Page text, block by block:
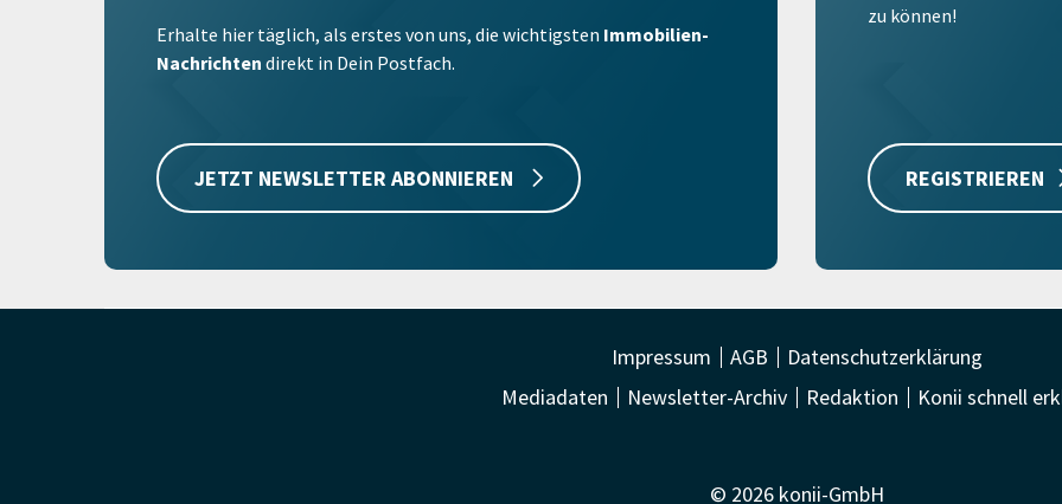
Erhalte hier täglich, als erstes von uns, die wichtigsten Immobilien-
Nachrichten direkt in Dein Postfach.
JETZT NEWSLETTER ABONNIEREN
zu können!
REGISTRIEREN
Impressum AGB
Datenschutzerklärung
Mediadaten
Newsletter-Archiv Redaktion Konii schnell
© 2026 konii-GmbH